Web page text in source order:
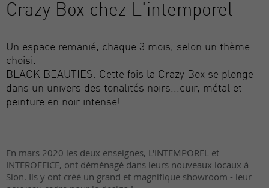
Crazy Box chez L'intemporel
Un espace remanié, chaque 3 mois, selon un thème
choisi.
BLACK BEAUTIES: Cette fois la Crazy Box se plonge
dans un univers des tonalités noirs...cuir, métal et
peinture en noir intense!
En mars 2020 les deux enseignes, L'INTEMPOREL et
INTEROFFICE, ont déménagé dans leurs nouveaux locaux à
Sion. Ils y ont créé un grand et magnifique showroom - leur